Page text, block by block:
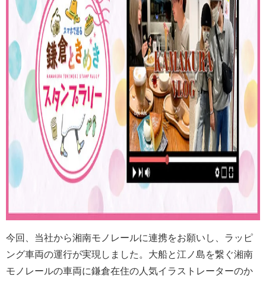
今回、当社から湘南モノレールに連携をお願いし、ラッピ
ング車両の運行が実現しました。大船と江ノ島を繋ぐ湘南
モノレールの車両に鎌倉在住の人気イラストレーターのか